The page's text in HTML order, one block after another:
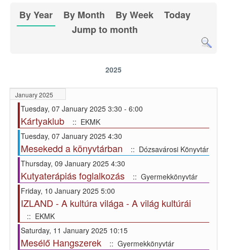
By Year By Month By Week
Today
Jump to month
2025
January 2025
Tuesday, 07 January 2025 3:30 - 6:00
Kártyaklub
:: EKMK
Tuesday, 07 January 2025 4:30
Mesekedd a könyvtárban
:: Dózsavárosi Könyvtár
Thursday, 09 January 2025 4:30
Kutyaterápiás foglalkozás
:: Gyermekkönyvtár
Friday, 10 January 2025 5:00
IZLAND - A kultúra világa - A világ kultúrái
:: EKMK
Saturday, 11 January 2025 10:15
Mesélő Hangszerek
:: Gyermekkönyvtár